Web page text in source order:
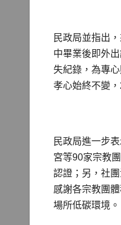
民政局並指出
中畢業後即外
失紀錄，為專
孝心始終不變
民政局進一步
宮等90家宗教
認證；另，社
感謝各宗教團
場所低碳環境。